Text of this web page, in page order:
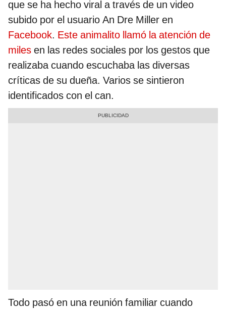
que se ha hecho viral a través de un video
subido por el usuario An Dre Miller en
Facebook. Este animalito llamó la atención de
miles en las redes sociales por los gestos que
realizaba cuando escuchaba las diversas
críticas de su dueña. Varios se sintieron
identificados con el can.
Todo pasó en una reunión familiar cuando